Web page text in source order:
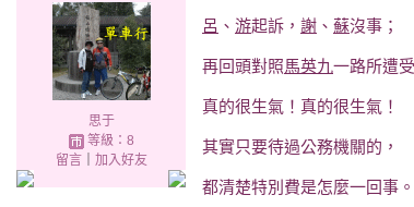
思于
等級：8
留言｜ 加入好友
呂 、 游起訴， 謝 、 蘇沒事；
再回頭對照馬英九一路所遭
真的很生氣！真的很生氣！
其實只要待過公務機關的，
都清楚特別費是怎麼一回事。